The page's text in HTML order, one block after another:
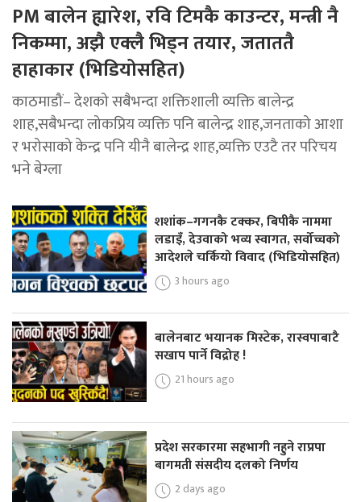
PM बालेन ह्यारेश, रवि टिमकै काउन्टर, मन्त्री नै
निकम्मा, अझै एक्लै भिड्न तयार, जताततै
हाहाकार (भिडियोसहित)
काठमाडौं– देशको सबैभन्दा शक्तिशाली व्यक्ति बालेन्द्र
शाह,सबैभन्दा लोकप्रिय व्यक्ति पनि बालेन्द्र शाह,जनताको आशा
र भरोसाको केन्द्र पनि यीनै बालेन्द्र शाह,व्यक्ति एउटै तर परिचय
भने बेग्ला
शशांक–गगनकै टक्कर, बिपीकै नाममा
लडाइँ, देउवाको भव्य स्वागत, सर्वोच्चको
आदेशले चर्कियो विवाद (भिडियोसहित)
3 hours ago
बालेनबाट भयानक मिस्टेक, रास्वपाबाटै
सखाप पार्ने विद्रोह !
21 hours ago
प्रदेश सरकारमा सहभागी नहुने राप्रपा
बागमती संसदीय दलको निर्णय
2 days ago